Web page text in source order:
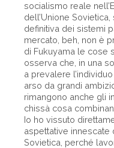
socialismo reale
dell’Unione
definitiva dei sistemi
mercato, beh, non è
di Fukuyama le cose
osserva che, in una
a prevalere
arso da grandi
rimangono anche gli
chissà cosa
Io ho vissuto
aspettative innescate
Sovietica, perché